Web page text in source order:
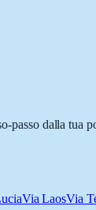
passo dalla tua
Via LaosVia